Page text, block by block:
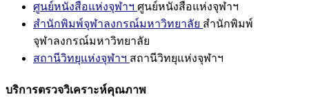
ศูนย์หนังสือแห่งจุฬาฯ ศูนย์หนังสือแห่งจุฬาฯ
สำนักพิมพ์จุฬาลงกรณ์มหาวิทยาลัย สำนักพิมพ์
จุฬาลงกรณ์มหาวิทยาลัย
สถานีวิทยุแห่งจุฬาฯ สถานีวิทยุแห่งจุฬาฯ
บริการตรวจวิเคราะห์คุณภาพ